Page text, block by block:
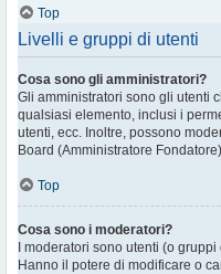
Top
Livelli e gruppi di utenti
Cosa sono gli amministratori?
Gli amministratori sono gli utenti
qualsiasi elemento, inclusi i
utenti, ecc. Inoltre, possono
Board (Amministratore
Top
Cosa sono i moderatori?
I moderatori sono utenti (o
Hanno il potere di modificare o